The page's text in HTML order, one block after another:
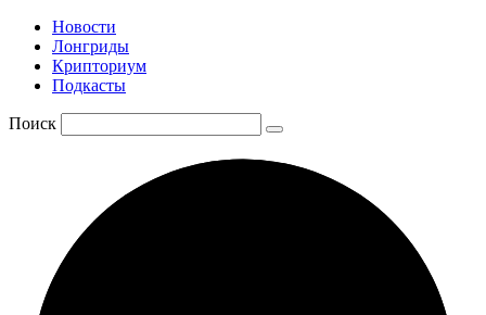
Новости
Лонгриды
Крипториум
Подкасты
Поиск